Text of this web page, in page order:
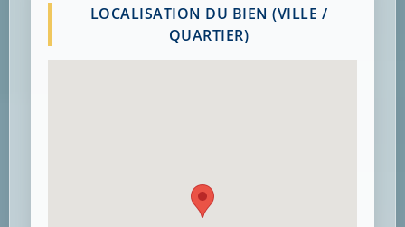
LOCALISATION DU BIEN (VILLE /
QUARTIER)